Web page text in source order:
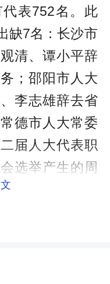
表752名。此
缺7名：长沙市
清、谭小平辞
；邵阳市人大
李志雄辞去省
德市人大常委
届人大代表职
选举产生的周
代表大会选举